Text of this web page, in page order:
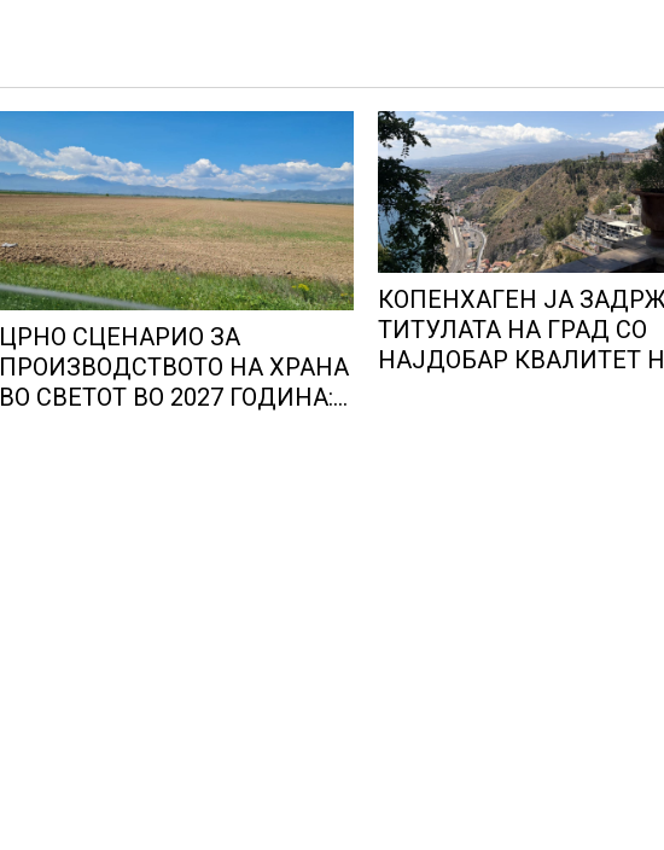
ЦРНО СЦЕНАРИО ЗА
ПРОИЗВОДСТВОТО НА ХРАНА
ВО СВЕТОТ ВО 2027 ГОДИНА:
КОПЕНХАГЕН ЈА
ТИТУЛАТА НА ГРАД СО
НАЈДОБАР КВАЛИТЕТ